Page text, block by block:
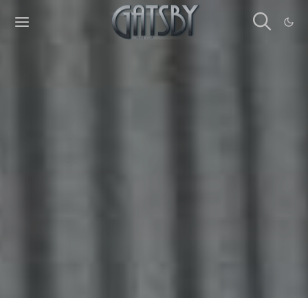
Cookies management panel